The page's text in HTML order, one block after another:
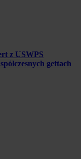
z USWPS
gettach